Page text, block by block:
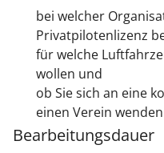
bei welcher
Privatpilotenlizenz
für welche
wollen und
ob Sie sich an eine
einen Verein
Bearbeitungsdauer